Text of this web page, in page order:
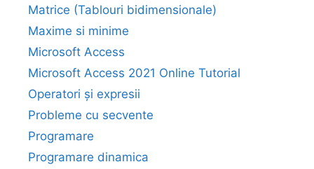
Matrice (Tablouri bidimensionale)
Maxime si minime
Microsoft Access
Microsoft Access 2021 Online Tutorial
Operatori și expresii
Probleme cu secvente
Programare
Programare dinamica